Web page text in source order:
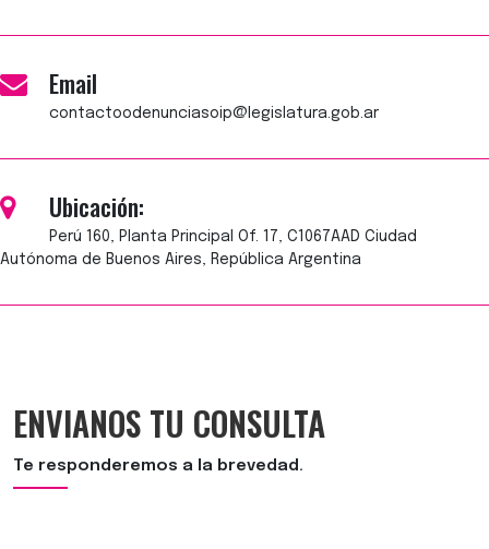
Email
contactoodenunciasoip@legislatura.gob.ar
Ubicación:
Perú 160, Planta Principal Of. 17, C1067AAD Ciudad
Autónoma de Buenos Aires, República Argentina
ENVIANOS TU CONSULTA
Te responderemos a la brevedad.